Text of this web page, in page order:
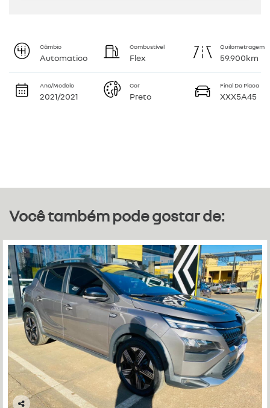
Câmbio
Automatico
Combustível
Flex
Quilometragem
59.900km
Ano/Modelo
2021/2021
Cor
Preto
Final Da Placa
XXX5A45
Você também pode gostar de: